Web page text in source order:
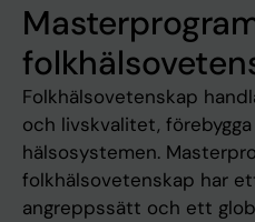
Folkhälsovetenskap
och livskvalitet,
hälsosystemen.
folkhälsovetenskap har
angreppssätt och ett